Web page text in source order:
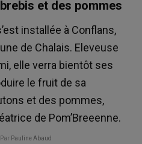
et des pommes
installée à Conflans,
de Chalais. Eleveuse
elle verra bientôt ses
le fruit de sa
et des pommes,
de Pom’Breeenne.
Pauline Abaud